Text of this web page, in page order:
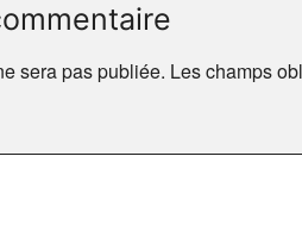
sera pas publiée. Les champs